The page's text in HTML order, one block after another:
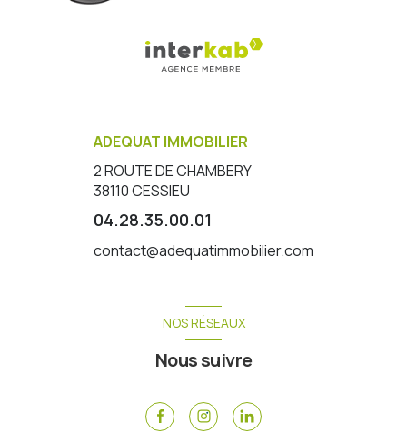
ADEQUAT IMMOBILIER
2 ROUTE DE CHAMBERY
38110CESSIEU
04.28.35.00.01
contact@adequatimmobilier.com
NOS RÉSEAUX
Nous suivre